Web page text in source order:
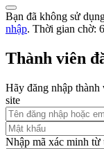
Bạn đã không sử
nhập. Thời gian chờ:
Thành viên
Hãy đăng nhập thành
site
Nhập mã xác minh